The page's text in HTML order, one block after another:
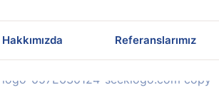
Hakkımızda Referanslarımız
057E630124-seeklogo.com copy